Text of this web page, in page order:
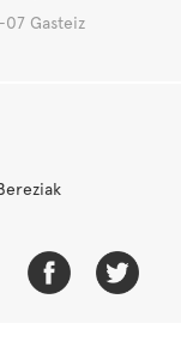
Gasteiz